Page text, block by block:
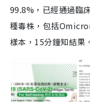
99.8%，已經通過臨
種毒株，包括
樣本，15分鐘知結果